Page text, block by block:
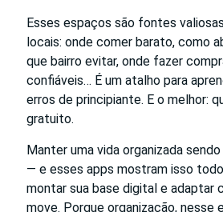
Esses espaços são fontes
locais: onde comer barato, como
que bairro evitar, onde fazer
confiáveis… É um atalho para
erros de principiante. E o melhor:
gratuito.
Manter uma vida organizada
— e esses apps mostram isso
montar sua base digital e adaptar
move. Porque organização, nesse